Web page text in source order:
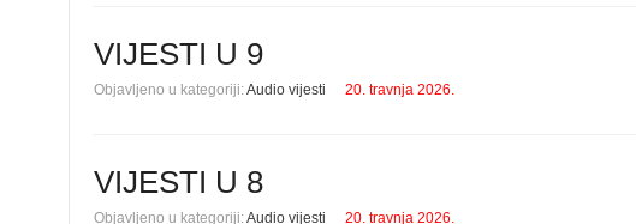
VIJESTI U 9
Objavljeno u kategoriji:Audio vijesti 20. travnja 2026.
VIJESTI U 8
Objavljeno u kategoriji:Audio vijesti 20. travnja 2026.